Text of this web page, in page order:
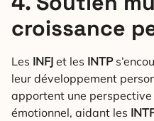
croissance
Les INFJ et les INTP
leur développement
apportent une
émotionnel, aidant les